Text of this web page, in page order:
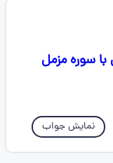
اشنایی با سوره مزمل
نمایش جواب